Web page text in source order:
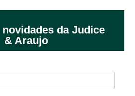
novidades da Judice
& Araujo